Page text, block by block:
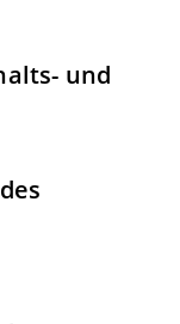
und